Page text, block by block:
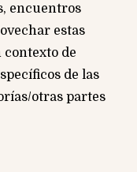
encuentros
estas
de
de las
otras partes